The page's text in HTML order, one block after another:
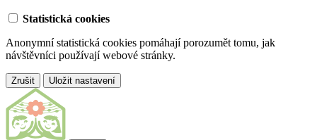
Statistická cookies
Anonymní statistická cookies pomáhají porozumět tomu, jak
návštěvníci používají webové stránky.
Zrušit Uložit nastavení